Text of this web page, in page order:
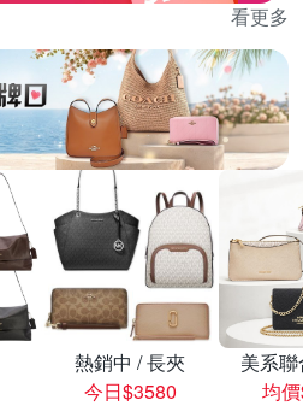
看更多
熱銷中 / 長夾
今日$3580
美系
均